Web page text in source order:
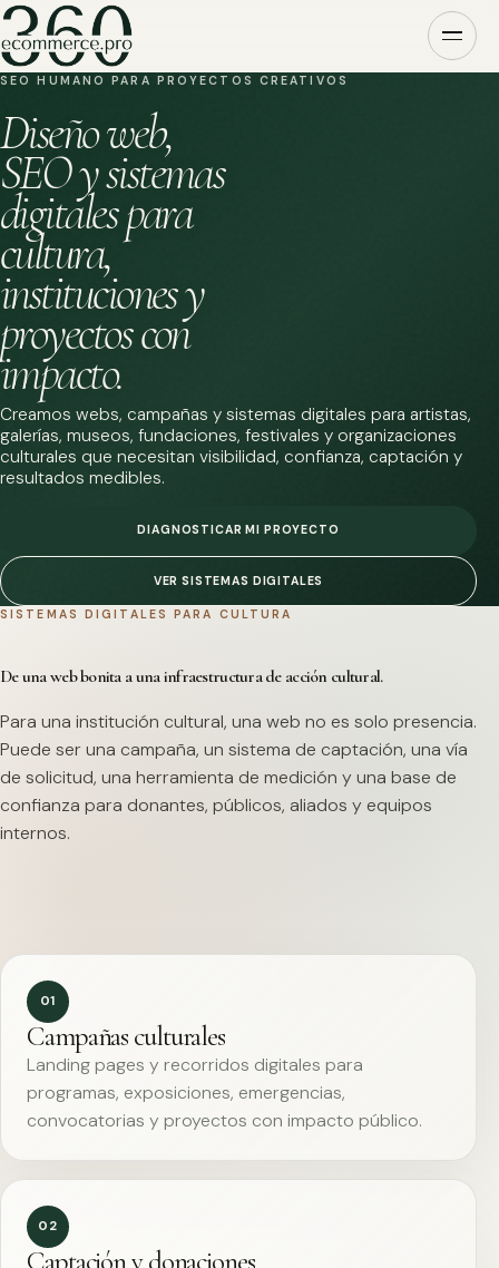
SEO HUMANO PARA PROYECTOS CREATIVOS
Diseño web,
SEO y sistemas
digitales para
cultura,
instituciones y
proyectos con
impacto.
Creamos webs, campañas y sistemas digitales para artistas,
galerías, museos, fundaciones, festivales y organizaciones
culturales que necesitan visibilidad, confianza, captación y
resultados medibles.
DIAGNOSTICAR MI PROYECTO
VER SISTEMAS DIGITALES
SISTEMAS DIGITALES PARA CULTURA
De una web bonita a una infraestructura de acción cultural.
Para una institución cultural, una web no es solo presencia.
Puede ser una campaña, un sistema de captación, una vía
de solicitud, una herramienta de medición y una base de
confianza para donantes, públicos, aliados y equipos
internos.
01
Campañas culturales
Landing pages y recorridos digitales para
programas, exposiciones, emergencias,
convocatorias y proyectos con impacto público.
02
Captación y donaciones